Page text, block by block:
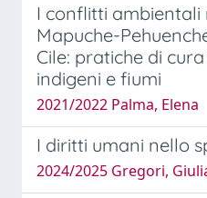
I conflitti
Mapuche-
Cile: pratiche di
indigeni e fiumi
2021/2022 Palma, Elena
I diritti umani nello
2024/2025 Gregori,